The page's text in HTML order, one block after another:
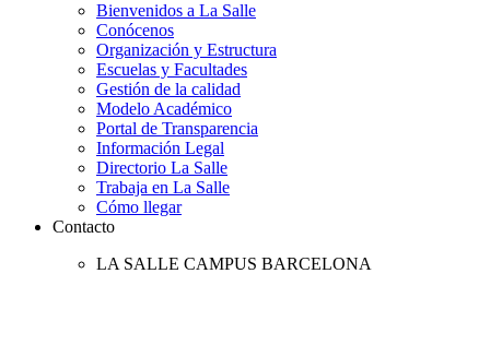
Bienvenidos a La Salle
Conócenos
Organización y Estructura
Escuelas y Facultades
Gestión de la calidad
Modelo Académico
Portal de Transparencia
Información Legal
Directorio La Salle
Trabaja en La Salle
Cómo llegar
Contacto
LA SALLE CAMPUS BARCELONA